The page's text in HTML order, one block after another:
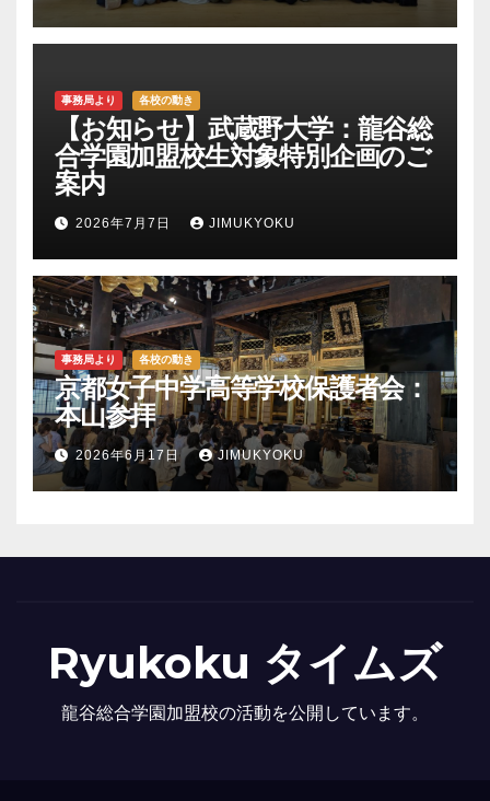
事務局より 各校の動き
【お知らせ】武蔵野大学：龍谷総
合学園加盟校生対象特別企画のご
案内
2026年7月7日 JIMUKYOKU
事務局より 各校の動き
京都女子中学高等学校保護者会：
本山参拝
2026年6月17日 JIMUKYOKU
Ryukoku タイムズ
龍谷総合学園加盟校の活動を公開しています。